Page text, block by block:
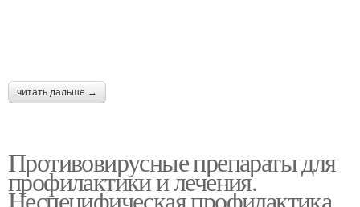
читать дальше →
Противовирусные препараты для
профилактики и лечения.
Неспецифическая профилактика